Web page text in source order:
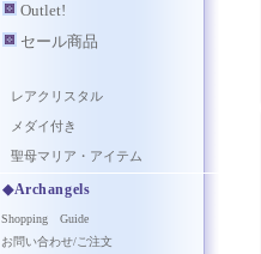
Outlet!
セール商品
レアクリスタル
メダイ付き
聖母マリア・アイテム
◆Archangels
Shopping Guide
お問い合わせ/ご注文